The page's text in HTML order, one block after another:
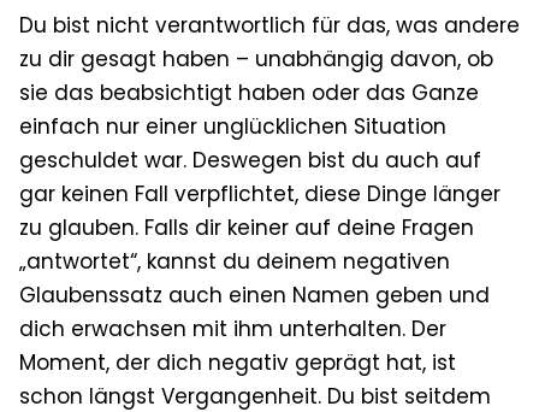
Du bist nicht verantwortlich für das, was andere
zu dir gesagt haben – unabhängig davon, ob
sie das beabsichtigt haben oder das Ganze
einfach nur einer unglücklichen Situation
geschuldet war. Deswegen bist du auch auf
gar keinen Fall verpflichtet, diese Dinge länger
zu glauben. Falls dir keiner auf deine Fragen
„antwortet“, kannst du deinem negativen
Glaubenssatz auch einen Namen geben und
dich erwachsen mit ihm unterhalten. Der
Moment, der dich negativ geprägt hat, ist
schon längst Vergangenheit. Du bist seitdem